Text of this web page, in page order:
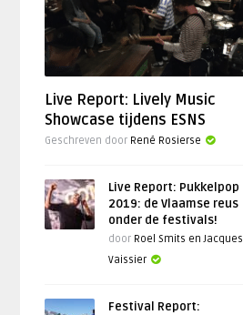
Live Report: Lively Music
Showcase tijdens ESNS
Geschreven door René Rosierse
Live Report: Pukkelpop
2019: de Vlaamse reus
onder de festivals!
door Roel Smits en Jacques
Vaissier
Festival Report: